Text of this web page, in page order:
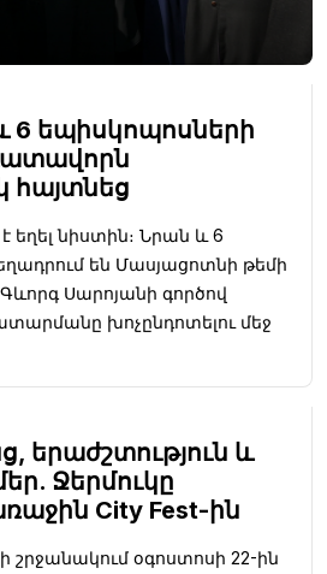
6 եպիսկոպոսների
հայտնեց
եղել նիստին։ Նրան և 6
են Մասյացոտնի թեմի
Սարոյանի գործով
խոչընդոտելու մեջ
երաժշտություն և
Ջերմուկը
City Fest-ին
ի շրջանակում օգոստոսի 22-ին